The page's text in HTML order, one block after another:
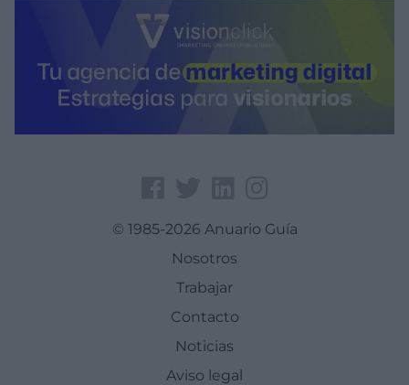
© 1985-2026 Anuario Guía
Nosotros
Trabajar
Contacto
Noticias
Aviso legal